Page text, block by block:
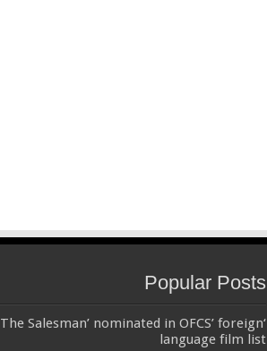
Popular Posts
‘The Salesman’ nominated in OFCS’ foreign
language film list